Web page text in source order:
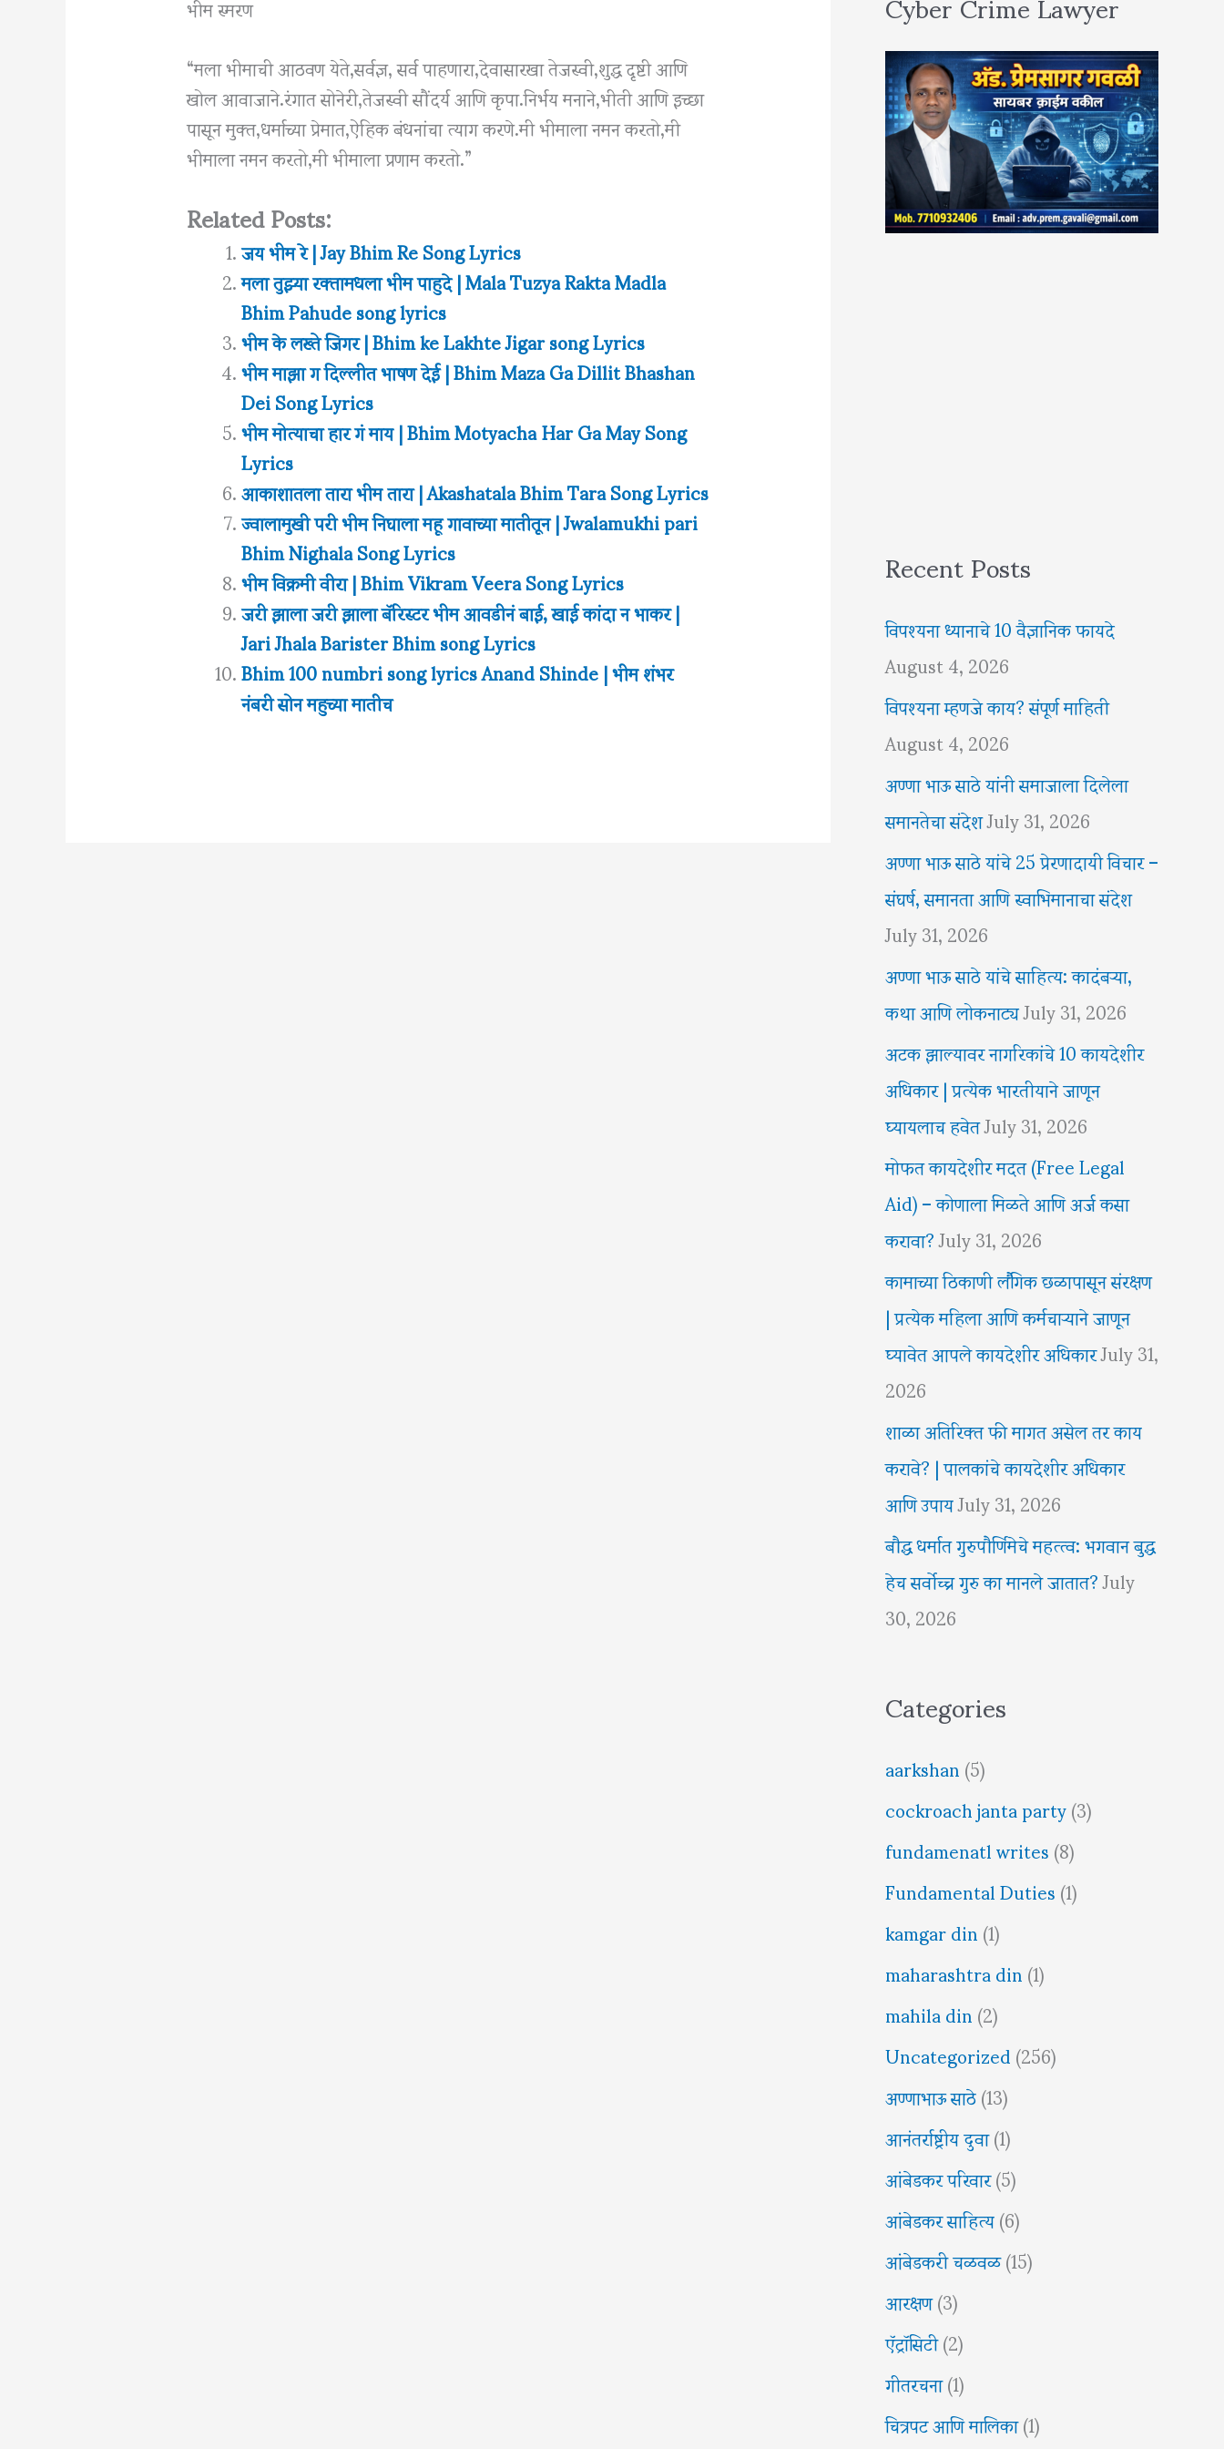
“मला भीमाची आठवण येते,सर्वज्ञ, सर्व पाहणारा,देवासारखा तेजस्वी,शुद्ध दृष्टी आणि
खोल आवाजाने.रंगात सोनेरी,तेजस्वी सौंदर्य आणि कृपा.निर्भय मनाने,भीती आणि इच्छा
पासून मुक्त,धर्माच्या प्रेमात,ऐहिक बंधनांचा त्याग करणे.मी भीमाला नमन करतो,मी
भीमाला नमन करतो,मी भीमाला प्रणाम करतो.”
Related Posts:
जय भीम रे | Jay Bhim Re Song Lyrics
मला तुझ्या रक्तामधला भीम पाहुदे | Mala Tuzya Rakta Madla
Bhim Pahude song lyrics
भीम के लख्ते जिगर | Bhim ke Lakhte Jigar song Lyrics
भीम माझा ग दिल्लीत भाषण देई | Bhim Maza Ga Dillit Bhashan
Dei Song Lyrics
भीम मोत्याचा हार गं माय | Bhim Motyacha Har Ga May Song
Lyrics
आकाशातला तारा भीम तारा | Akashatala Bhim Tara Song Lyrics
ज्वालामुखी परी भीम निघाला महू गावाच्या मातीतून | Jwalamukhi pari
Bhim Nighala Song Lyrics
भीम विक्रमी वीरा | Bhim Vikram Veera Song Lyrics
जरी झाला जरी झाला बॅरिस्टर भीम आवडीनं बाई, खाई कांदा न भाकर |
Jari Jhala Barister Bhim song Lyrics
Bhim 100 numbri song lyrics Anand Shinde | भीम शंभर
नंबरी सोन महुच्या मातीच
Recent Posts
विपश्यना ध्यानाचे 10 वैज्ञानिक फायदे
August 4, 2026
विपश्यना म्हणजे काय? संपूर्ण माहिती
August 4, 2026
अण्णा भाऊ साठे यांनी समाजाला दिलेला
समानतेचा संदेशJuly 31, 2026
अण्णा भाऊ साठे यांचे 25 प्रेरणादायी विचार –
संघर्ष, समानता आणि स्वाभिमानाचा संदेश
July 31, 2026
अण्णा भाऊ साठे यांचे साहित्य: कादंबऱ्या,
कथा आणि लोकनाट्यJuly 31, 2026
अटक झाल्यावर नागरिकांचे 10 कायदेशीर
अधिकार | प्रत्येक भारतीयाने जाणून
घ्यायलाच हवेतJuly 31, 2026
मोफत कायदेशीर मदत (Free Legal
Aid) – कोणाला मिळते आणि अर्ज कसा
करावा?July 31, 2026
कामाच्या ठिकाणी लैंगिक छळापासून संरक्षण
| प्रत्येक महिला आणि कर्मचाऱ्याने जाणून
घ्यावेत आपले कायदेशीर अधिकारJuly 31,
2026
शाळा अतिरिक्त फी मागत असेल तर काय
करावे? | पालकांचे कायदेशीर अधिकार
आणि उपायJuly 31, 2026
बौद्ध धर्मात गुरुपौर्णिमेचे महत्त्व: भगवान बुद्ध
हेच सर्वोच्च गुरु का मानले जातात?July
30, 2026
Categories
aarkshan(5)
cockroach janta party(3)
fundamenatl writes(8)
Fundamental Duties(1)
kamgar din(1)
maharashtra din(1)
mahila din(2)
Uncategorized(256)
अण्णाभाऊ साठे(13)
आनंतर्राष्ट्रीय दुवा(1)
आंबेडकर परिवार(5)
आंबेडकर साहित्य(6)
आंबेडकरी चळवळ(15)
आरक्षण(3)
ऍट्रॉसिटी(2)
गीतरचना(1)
चित्रपट आणि मालिका(1)